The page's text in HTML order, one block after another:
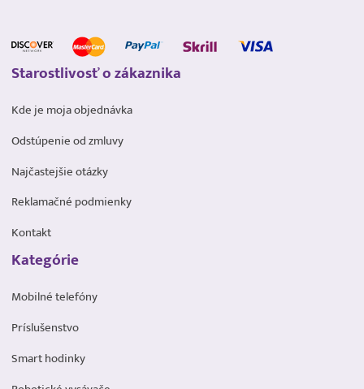
Starostlivosť o zákaznika
Kde je moja objednávka
Odstúpenie od zmluvy
Najčastejšie otázky
Reklamačné podmienky
Kontakt
Kategórie
Mobilné telefóny
Príslušenstvo
Smart hodinky